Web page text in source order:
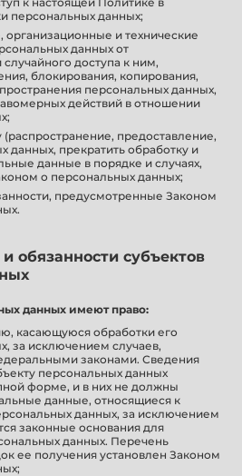
персональных данных;
организационные и технические
данных от
доступа к ним,
блокирования, копирования,
персональных данных,
действий в отношении
(распространение, предоставление,
данных, прекратить обработку и
данные в порядке и случаях,
о персональных данных;
предусмотренные Законом
обязанности субъектов
данных имеют право:
касающуюся обработки его
за исключением случаев,
законами. Сведения
персональных данных
форме, и в них не должны
данные, относящиеся к
данных, за исключением
законные основания для
данных. Перечень
ее получения установлен Законом